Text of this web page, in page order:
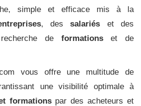
simple et efficace mis à la
, dessalariés et des
de formationset de
vous offre une multitude de
une visibilité optimale à
formationspar des acheteurs et